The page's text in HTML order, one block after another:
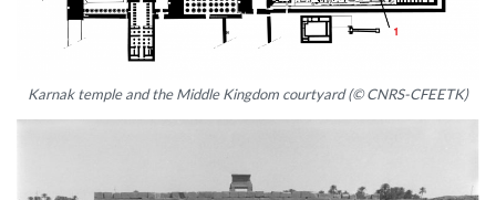
Karnak temple and the Middle Kingdom courtyard (© CNRS-CFEETK)